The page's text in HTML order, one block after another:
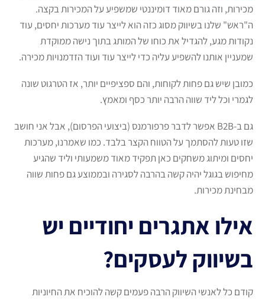
מכירות, וזה גורם מאוד דומיננטי שמשפיע על המכירות בקצה.
ה"ראש" שלנו בשיווק מסוג כזה הוא לייצר עוד מערכות יחסים, עוד
נקודות מגע, להגדיל את כוחו של המותג בתוך נישה ממוקדת
שמעניין אותנו להשפיע עליה כדי לייצר עוד ועוד הזדמנויות מכירה.
כמובן שיש גם פחות לקוחות, והם ספציפיים יותר, אז הטרגוט שונה
לגמרי וכל ליד שווה הרבה יותר כסף ומאמץ.
גם ב-B2B אפשר לדבר פרפורמנס (ביצועי הפרסום), אבל אני חושב
שזו טעות להסתמך על הטווח הקצר בלבד. כמו שאמרנו, מערכות
יחסים ומיתוג משחקים כאן תפקיד מאוד משמעותי וליד שהגיע
מחיפוש בגוגל יהיה קשה בהרבה לסגירה ובממוצע גם פחות שווה
מבחינת מכירות.
אילו אתגרים יחודיים יש
בשיווק לעסקים?
קודם כל לאנשי השיווק הרבה פעמים קשה להוכיח את החיוניות